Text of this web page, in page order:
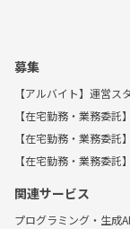
募集
【アルバイト】運営ス
【在宅勤務・業務委
【在宅勤務・業務委託
【在宅勤務・業務委
関連サービス
プログラミング・生成